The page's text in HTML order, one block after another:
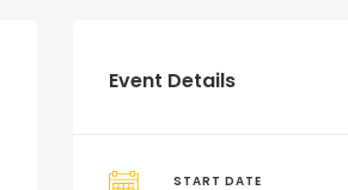
Event Details
START DATE